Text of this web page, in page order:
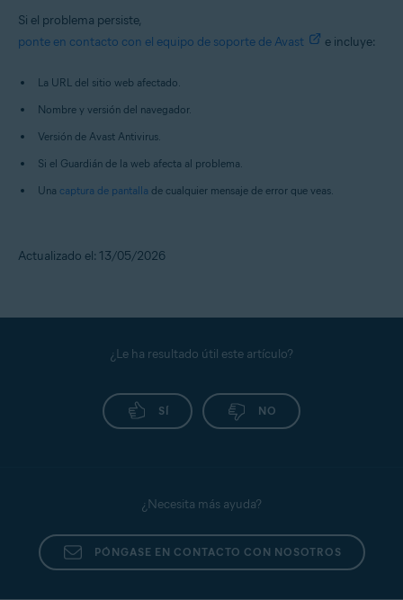
Si el problema persiste,
ponte en contacto con el equipo de soporte de Avast
e incluye:
La URL del sitio web afectado.
Nombre y versión del navegador.
Versión de Avast Antivirus.
Si el Guardián de la web afecta al problema.
Una captura de pantalla de cualquier mensaje de error que veas.
Actualizado el: 13/05/2026
¿Le ha resultado útil este artículo?
SÍ NO
¿Necesita más ayuda?
PÓNGASE EN CONTACTO CON NOSOTROS